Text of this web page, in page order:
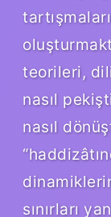
teorileri,
nasıl
nasıl
sınırları